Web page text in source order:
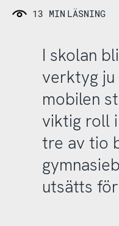
13 MIN LÄSNING
I skolan
verktyg ju
mobilen
viktig roll
tre av tio
utsätts